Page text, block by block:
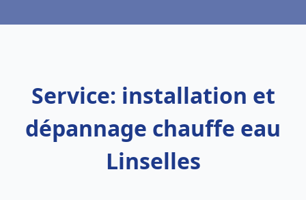
Service: installation et
dépannage chauffe eau
Linselles